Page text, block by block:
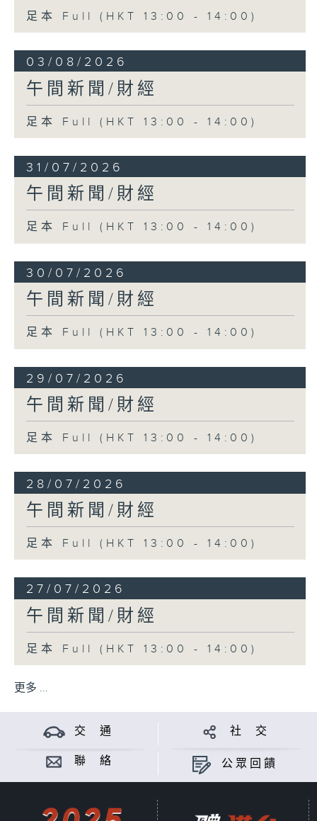
足本 Full (HKT 13:00 - 14:00)
03/08/2026
午間新聞/財經
足本 Full (HKT 13:00 - 14:00)
31/07/2026
午間新聞/財經
足本 Full (HKT 13:00 - 14:00)
30/07/2026
午間新聞/財經
足本 Full (HKT 13:00 - 14:00)
29/07/2026
午間新聞/財經
足本 Full (HKT 13:00 - 14:00)
28/07/2026
午間新聞/財經
足本 Full (HKT 13:00 - 14:00)
27/07/2026
午間新聞/財經
足本 Full (HKT 13:00 - 14:00)
更多 ...
交 通 社 交
聯 絡 公眾回饋